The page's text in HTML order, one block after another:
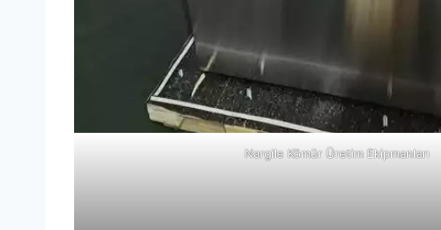
Nargile Kömür Üretim Ekipmanları